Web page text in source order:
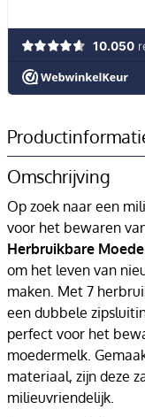
Omschrijving
Op zoek naar een
voor het bewaren
Herbruikbare
om het leven van
maken. Met 7
een dubbele
perfect voor het
moedermelk.
materiaal, zijn deze
milieuvriendelijk.